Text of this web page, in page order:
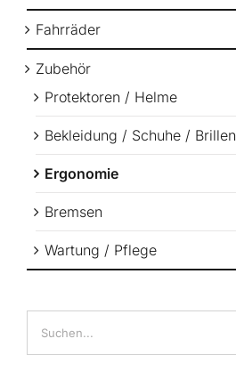
Fahrräder
Zubehör
Protektoren / Helme
Bekleidung / Schuhe / Brillen
Ergonomie
Bremsen
Wartung / Pflege